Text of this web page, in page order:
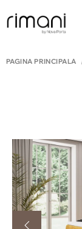
PAGINA PRINCIPALĂ